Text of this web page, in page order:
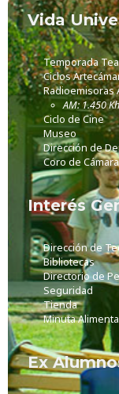
Vida
Temporada
Ciclos
Radioemisoras
AM: 1.450
Ciclo de Cine
Museo
Dirección de
Coro de
Interés
Dirección de
Bibliotecas
Directorio de
Seguridad
Tienda
Minuta
Ex